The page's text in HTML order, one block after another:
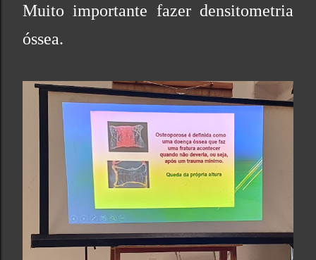
Muito importante fazer densitometria
óssea.